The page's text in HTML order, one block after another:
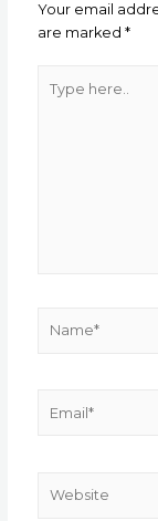
Your email
are marked*
here..